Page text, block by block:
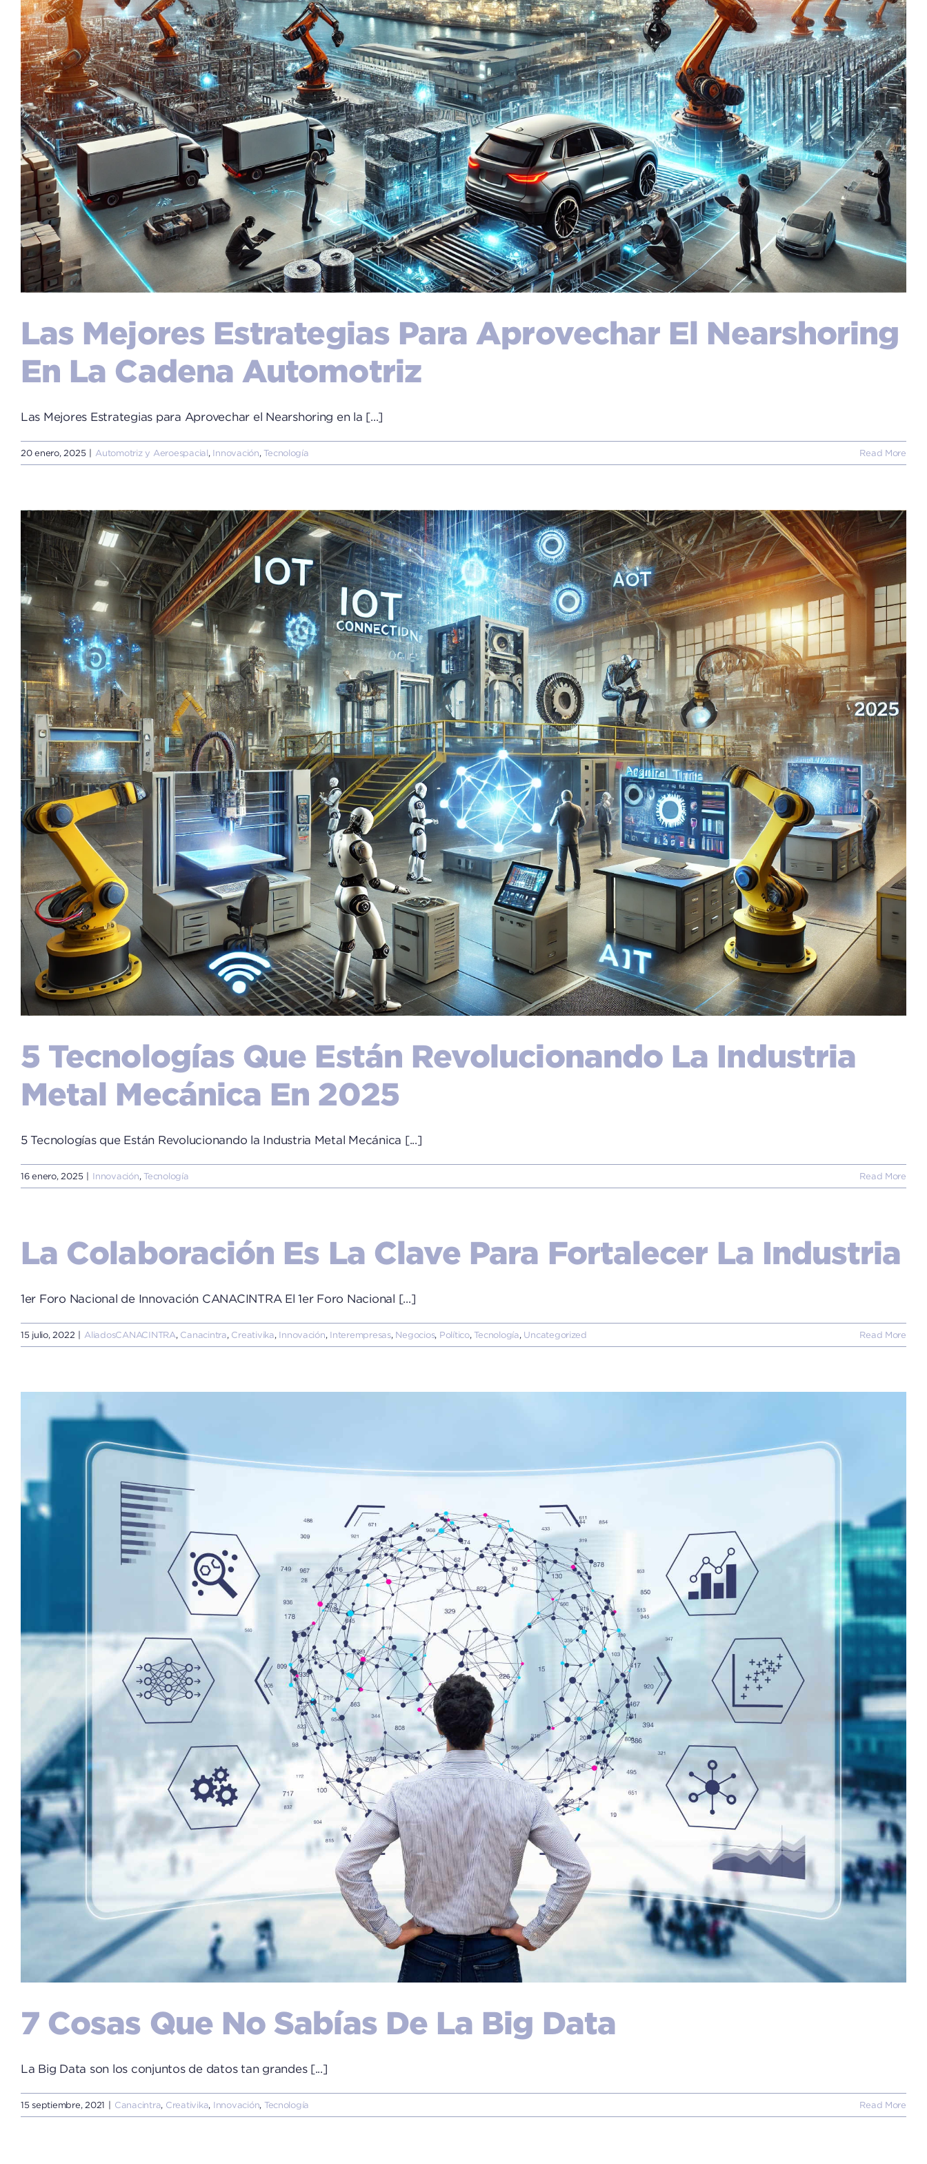
Las Mejores Estrategias Para Aprovechar El Nearshoring
En La Cadena Automotriz
Las Mejores Estrategias para Aprovechar el Nearshoring en la [...]
20 enero, 2025 | Automotriz y Aeroespacial Innovación ,Tecnología Read More
5 Tecnologías Que Están Revolucionando La Industria
Metal Mecánica En 2025
5 Tecnologías que Están Revolucionando la Industria Metal Mecánica [...]
16 enero, 2025 Innovación,Tecnología Read More
La Colaboración Es La Clave Para Fortalecer La Industria
1er Foro Nacional de Innovación CANACINTRA El 1er Foro Nacional [...]
15 julio, 2022 AliadosCANACINTRA, Canacintra, Creativika, Innovación, Interempresas, Negocios, Político,Tecnología, Uncategorized Read More
7 Cosas Que No Sabías De La Big Data
La Big Data son los conjuntos de datos tan grandes [...]
15 septiembre, 2021 Canacintra, Creativika, Innovación, Tecnología Read More